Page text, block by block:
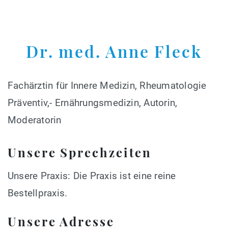
Dr. med. Anne Fleck
Fachärztin für Innere Medizin, Rheumatologie
Präventiv,- Ernährungsmedizin, Autorin,
Moderatorin
Unsere Sprechzeiten
Unsere Praxis: Die Praxis ist eine reine
Bestellpraxis.
Unsere Adresse